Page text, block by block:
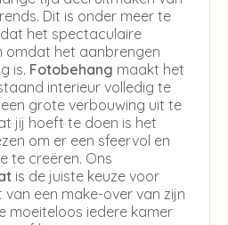
Dit is onder meer te
het spectaculaire
omdat het aanbrengen
is. Fotobehang maakt het
interieur volledig te
grote verbouwing uit te
jij hoeft te doen is het
om er een sfeervol en
te creëren. Ons
is de juiste keuze voor
een make-over van zijn
moeiteloos iedere kamer